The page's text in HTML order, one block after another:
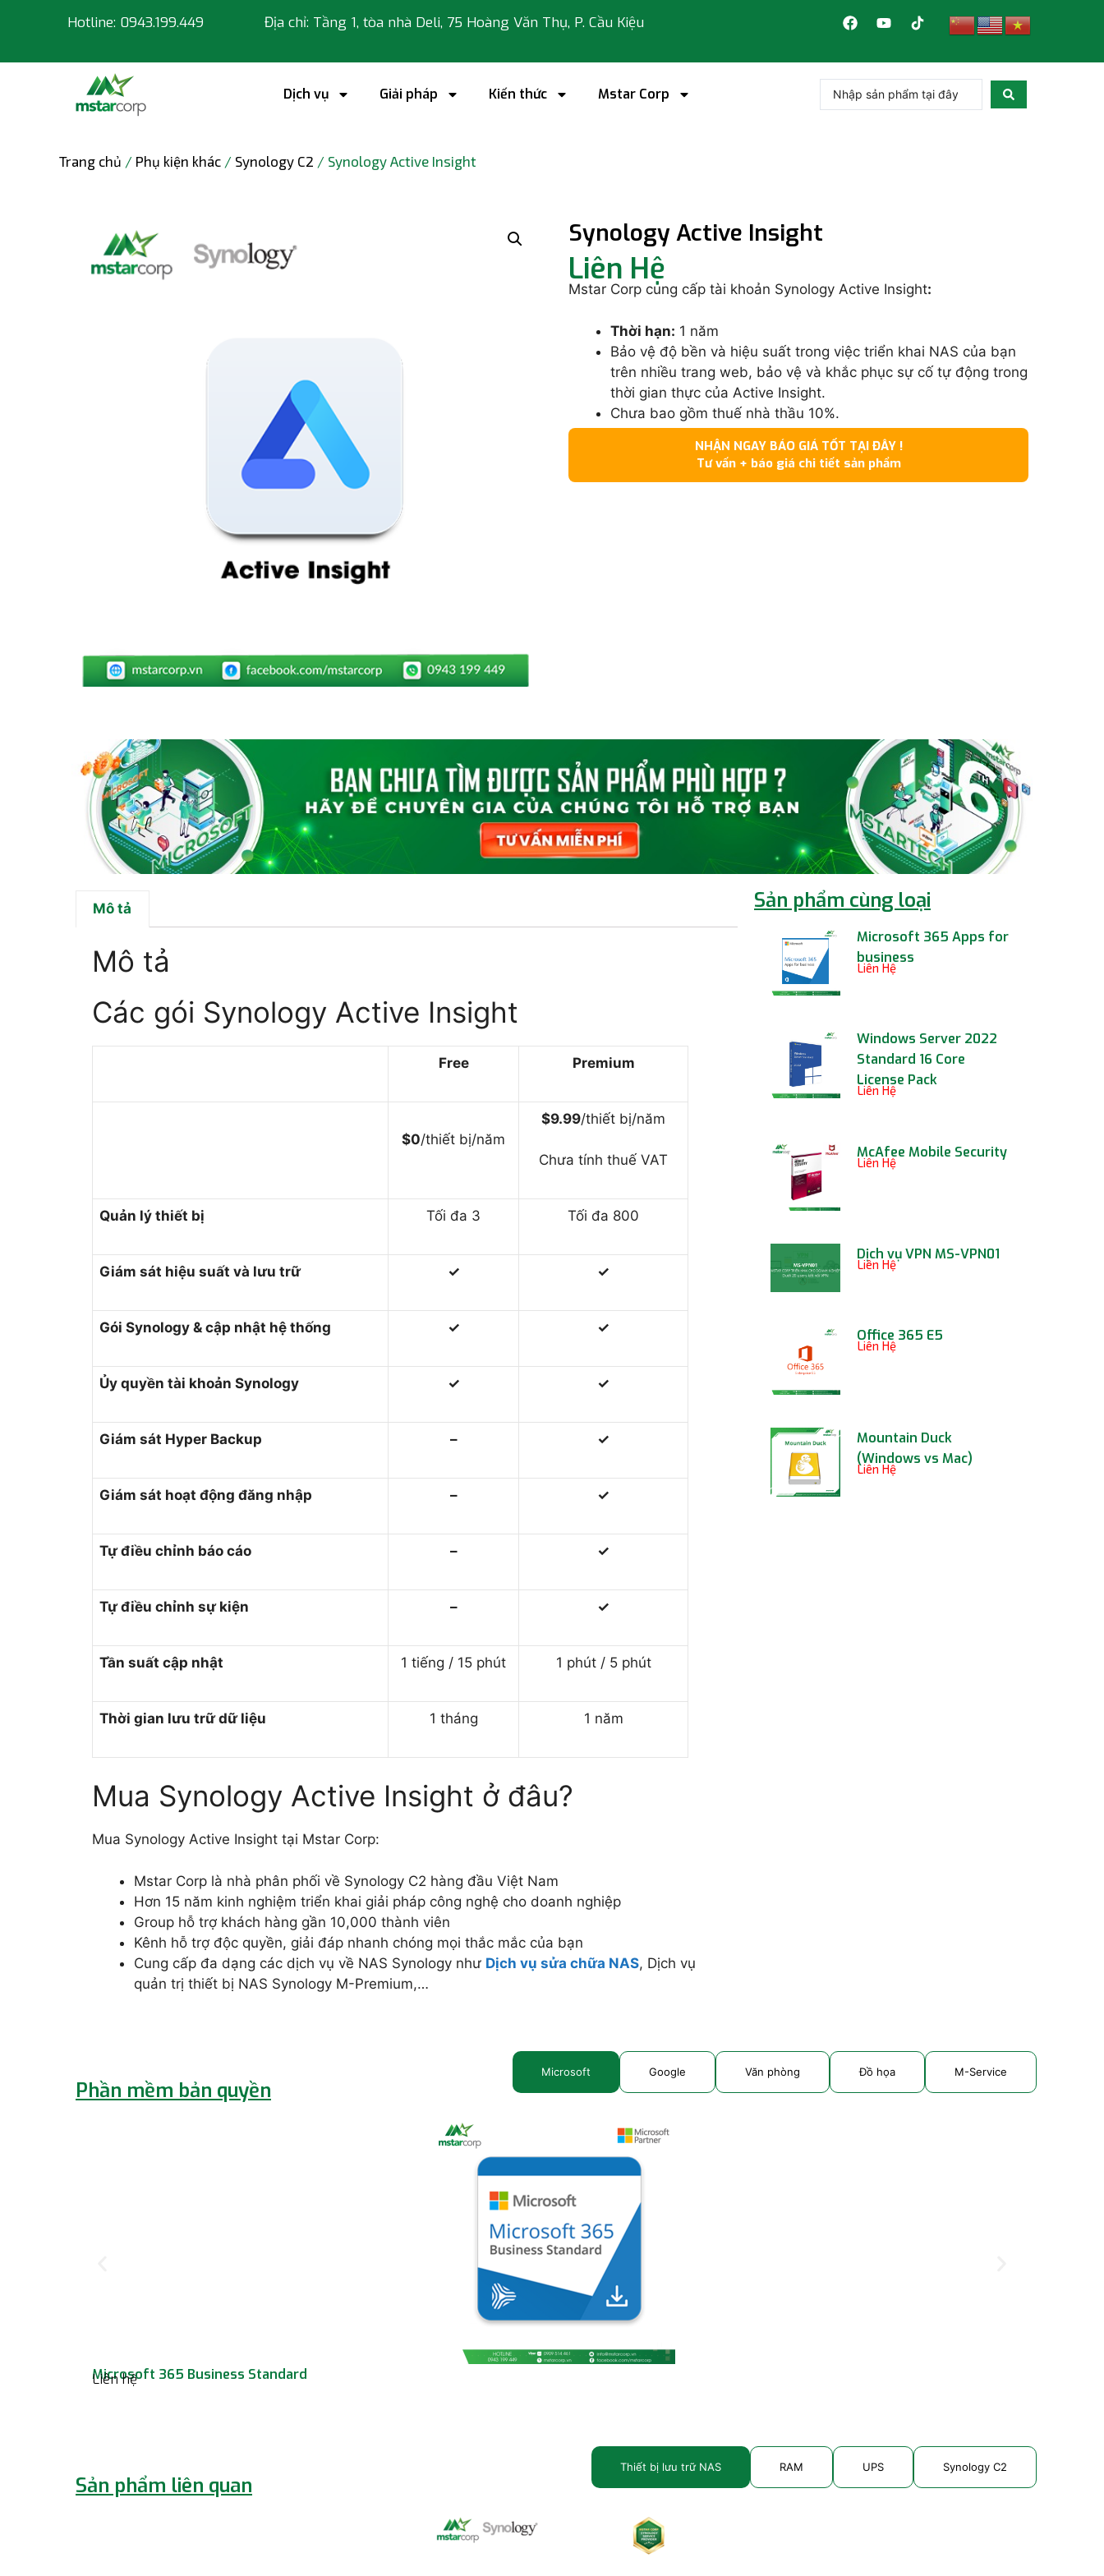
Hotline: 0943.199.449 Địa chỉ: Tầng 1, tòa nhà Deli, 75 Hoàng Văn Thụ, P. Cầu Kiệu
Dịch vụ Giải pháp Kiến thức Mstar Corp
Trang chủ / Phụ kiện khác / Synology C2 / Synology Active Insight
Synology Active Insight
Liên Hệ
Mstar Corp cung cấp tài khoản Synology Active Insight:
Thời hạn: 1 năm
Bảo vệ độ bền và hiệu suất trong việc triển khai NAS của bạn
trên nhiều trang web, bảo vệ và khắc phục sự cố tự động trong
thời gian thực của Active Insight.
Chưa bao gồm thuế nhà thầu 10%.
NHẬN NGAY BÁO GIÁ TỐT TẠI ĐÂY !
Tư vấn + báo giá chi tiết sản phẩm
Mô tả
Mô tả
Các gói Synology Active Insight
Free Premium
$0/thiết bị/năm
$9.99/thiết bị/năm
Chưa tính thuế VAT
Quản lý thiết bị Tối đa 3 Tối đa 800
Giám sát hiệu suất và lưu trữ ✓ ✓
Gói Synology & cập nhật hệ thống ✓ ✓
Ủy quyền tài khoản Synology ✓ ✓
Giám sát Hyper Backup – ✓
Giám sát hoạt động đăng nhập – ✓
Tự điều chỉnh báo cáo – ✓
Tự điều chỉnh sự kiện – ✓
Tần suất cập nhật 1 tiếng / 15 phút 1 phút / 5 phút
Thời gian lưu trữ dữ liệu 1 tháng 1 năm
Mua Synology Active Insight ở đâu?
Mua Synology Active Insight tại Mstar Corp:
Mstar Corp là nhà phân phối về Synology C2 hàng đầu Việt Nam
Hơn 15 năm kinh nghiệm triển khai giải pháp công nghệ cho doanh nghiệp
Group hỗ trợ khách hàng gần 10,000 thành viên
Kênh hỗ trợ độc quyền, giải đáp nhanh chóng mọi thắc mắc của bạn
Cung cấp đa dạng các dịch vụ về NAS Synology như Dịch vụ sửa chữa NAS, Dịch vụ
quản trị thiết bị NAS Synology M-Premium,…
Sản phẩm cùng loại
Microsoft 365 Apps for
business
Liên Hệ
Windows Server 2022
Standard 16 Core
License Pack
Liên Hệ
McAfee Mobile Security
Liên Hệ
Dịch vụ VPN MS-VPN01
Liên Hệ
Office 365 E5
Liên Hệ
Mountain Duck
(Windows vs Mac)
Liên Hệ
Phần mềm bản quyền
Microsoft Google Văn phòng Đồ họa M-Service
Microsoft 365 Business Standard
Liên hệ
Sản phẩm liên quan
Thiết bị lưu trữ NAS RAM UPS Synology C2